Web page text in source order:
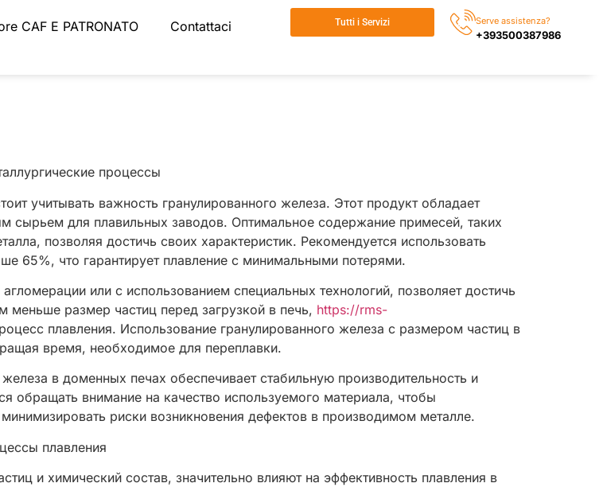
CAF E PATRONATO Contattaci Tutti i Servizi Serve assistenza?
+393500387986
процессы
учитывать важность гранулированного железа. Этот продукт обладает
сырьем для плавильных заводов. Оптимальное содержание примесей, таких
позволяя достичь своих характеристик. Рекомендуется использовать
65%, что гарантирует плавление с минимальными потерями.
или с использованием специальных технологий, позволяет достичь
меньше размер частиц перед загрузкой в печь, https://rms-
плавления. Использование гранулированного железа с размером частиц в
время, необходимое для переплавки.
в доменных печах обеспечивает стабильную производительность и
обращать внимание на качество используемого материала, чтобы
риски возникновения дефектов в производимом металле.
плавления
и химический состав, значительно влияют на эффективность плавления в